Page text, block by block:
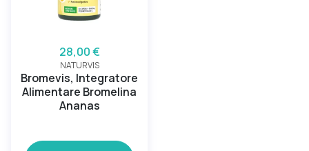
28,00 €
NATURVIS
Bromevis, Integratore
Alimentare Bromelina
Ananas